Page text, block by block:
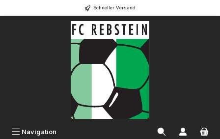
Schneller Versand
Navigation